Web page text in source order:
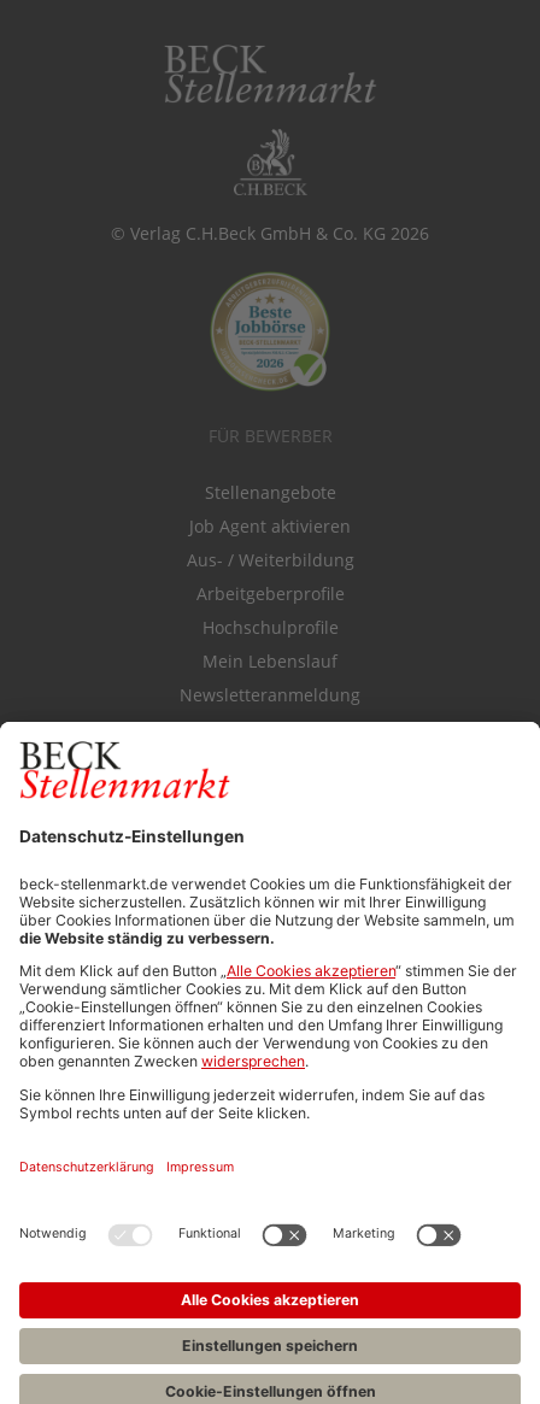
© Verlag C.H.Beck GmbH & Co. KG 2026
FÜR BEWERBER
Stellenangebote
Job Agent aktivieren
Aus- / Weiterbildung
Arbeitgeberprofile
Hochschulprofile
Mein Lebenslauf
Newsletteranmeldung
Durchsuchen Sie den Stellenkatalog
FÜR ARBEITGEBER
Stellenmarktpreise
Anzeigen-AGB
Media-Daten
Newsletteranmeldung
Produktübersicht
ALLGEMEIN
FAQs
Impressum
Stellenangebote C.H.BECK